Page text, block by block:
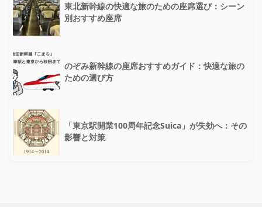
東北新幹線の快適な旅のための座席選び：シーン
別おすすめ座席
のぞみ新幹線の座席おすすめガイド：快適な旅の
ための選び方
「東京駅開業100周年記念Suica」が失効へ：その
影響と対策